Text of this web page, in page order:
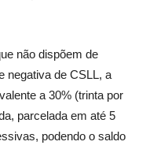
não dispõem de
negativa de CSLL, a
a 30% (trinta por
parcelada em até 5
podendo o saldo